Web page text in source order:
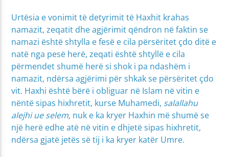
Urtësia e vonimit të detyrimit të Haxhit krahas
namazit, zeqatit dhe agjërimit qëndron në faktin se
namazi është shtylla e fesë e cila përsëritet çdo ditë e
natë nga pesë herë, zeqati është shtyllë e cila
përmendet shumë herë si shok i pa ndashëm i
namazit, ndërsa agjërimi për shkak se përsëritet çdo
vit. Haxhi është bërë i obliguar në Islam në vitin e
nëntë sipas hixhretit, kurse Muhamedi, salallahu
alejhi ue selem, nuk e ka kryer Haxhin më shumë se
një herë edhe atë në vitin e dhjetë sipas hixhretit,
ndërsa gjatë jetës së tij i ka kryer katër Umre.